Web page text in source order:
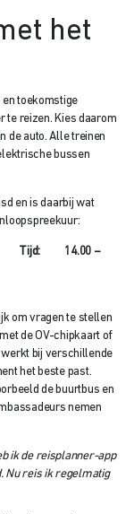
het
en toekomstige
te reizen. Kies daarom
de auto. Alle treinen
bussen
en is daarbij wat
Tijd: 14.00 –
om vragen te stellen
de OV-chipkaart of
werkt bij verschillende
het beste past.
de buurtbus en
nemen
ik de reisplanner-app
Nu reis ik regelmatig